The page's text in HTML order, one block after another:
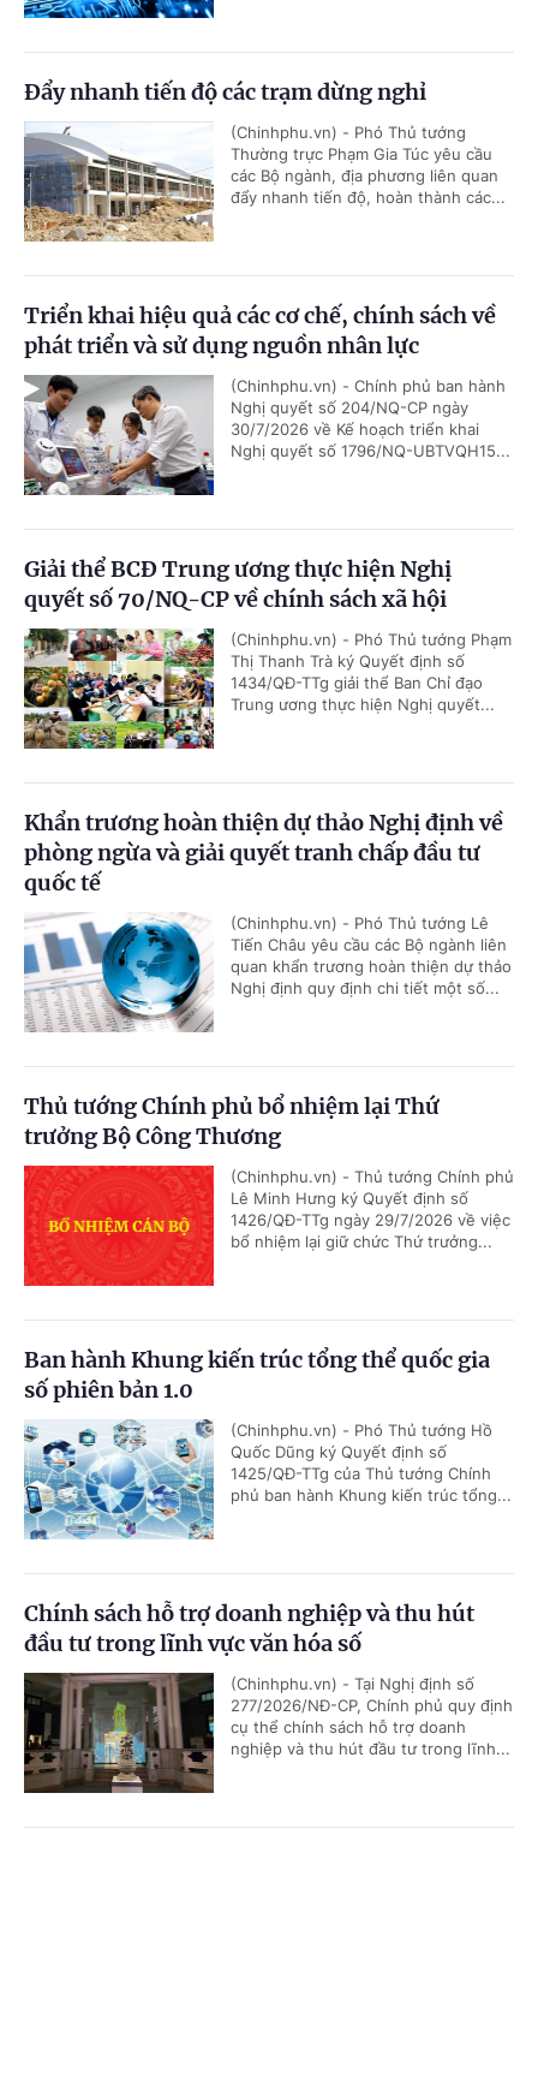
Đẩy nhanh tiến độ các trạm dừng nghỉ
(Chinhphu.vn) - Phó Thủ tướng
Thường trực Phạm Gia Túc yêu cầu
các Bộ ngành, địa phương liên quan
đẩy nhanh tiến độ, hoàn thành các...
Triển khai hiệu quả các cơ chế, chính sách về
phát triển và sử dụng nguồn nhân lực
(Chinhphu.vn) - Chính phủ ban hành
Nghị quyết số 204/NQ-CP ngày
30/7/2026 về Kế hoạch triển khai
Nghị quyết số 1796/NQ-UBTVQH15...
Giải thể BCĐ Trung ương thực hiện Nghị
quyết số 70/NQ-CP về chính sách xã hội
(Chinhphu.vn) - Phó Thủ tướng Phạm
Thị Thanh Trà ký Quyết định số
1434/QĐ-TTg giải thể Ban Chỉ đạo
Trung ương thực hiện Nghị quyết...
Khẩn trương hoàn thiện dự thảo Nghị định về
phòng ngừa và giải quyết tranh chấp đầu tư
quốc tế
(Chinhphu.vn) - Phó Thủ tướng Lê
Tiến Châu yêu cầu các Bộ ngành liên
quan khẩn trương hoàn thiện dự thảo
Nghị định quy định chi tiết một số...
Thủ tướng Chính phủ bổ nhiệm lại Thứ
trưởng Bộ Công Thương
(Chinhphu.vn) - Thủ tướng Chính phủ
Lê Minh Hưng ký Quyết định số
1426/QĐ-TTg ngày 29/7/2026 về việc
bổ nhiệm lại giữ chức Thứ trưởng...
Ban hành Khung kiến trúc tổng thể quốc gia
số phiên bản 1.0
(Chinhphu.vn) - Phó Thủ tướng Hồ
Quốc Dũng ký Quyết định số
1425/QĐ-TTg của Thủ tướng Chính
phủ ban hành Khung kiến trúc tổng...
Chính sách hỗ trợ doanh nghiệp và thu hút
đầu tư trong lĩnh vực văn hóa số
(Chinhphu.vn) - Tại Nghị định số
277/2026/NĐ-CP, Chính phủ quy định
cụ thể chính sách hỗ trợ doanh
nghiệp và thu hút đầu tư trong lĩnh...